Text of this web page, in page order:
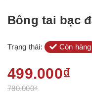
Bông tai bạc
Trạng thái: Còn hàng
499.000₫
780.000₫